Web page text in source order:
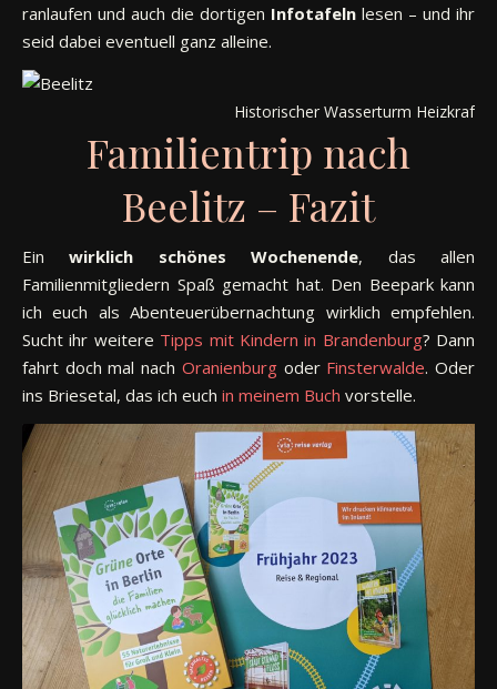
ranlaufen und auch die dortigen Infotafeln lesen – und ihr
seid dabei eventuell ganz alleine.
Historischer Wasserturm
Familientrip nach
Beelitz – Fazit
Einwirklich schönes Wochenende, das allen
Familienmitgliedern Spaß gemacht hat. Den Beepark kann
ich euch als Abenteuerübernachtung wirklich empfehlen.
Sucht ihr weitere Tipps mit Kindern in Brandenburg? Dann
fahrt doch mal nach Oranienburgoder Finsterwalde. Oder
ins Briesetal, das ich euch in meinem Buch vorstelle.